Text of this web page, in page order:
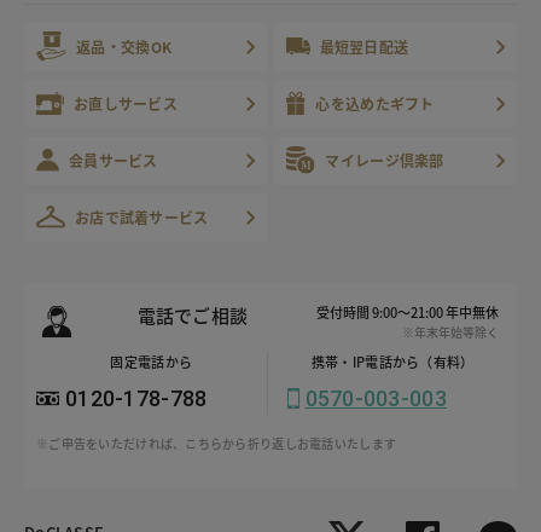
返品・交換OK 最短翌日配送
お直しサービス 心を込めたギフト
会員サービス マイレージ倶楽部
お店で試着サービス
電話でご相談 受付時間 9:00～21:00 年中無休
※年末年始等除く
固定電話から
0120-178-788
携帯・IP電話から（有料）
0570-003-003
※ご申告をいただければ、こちらから折り返しお電話いたします